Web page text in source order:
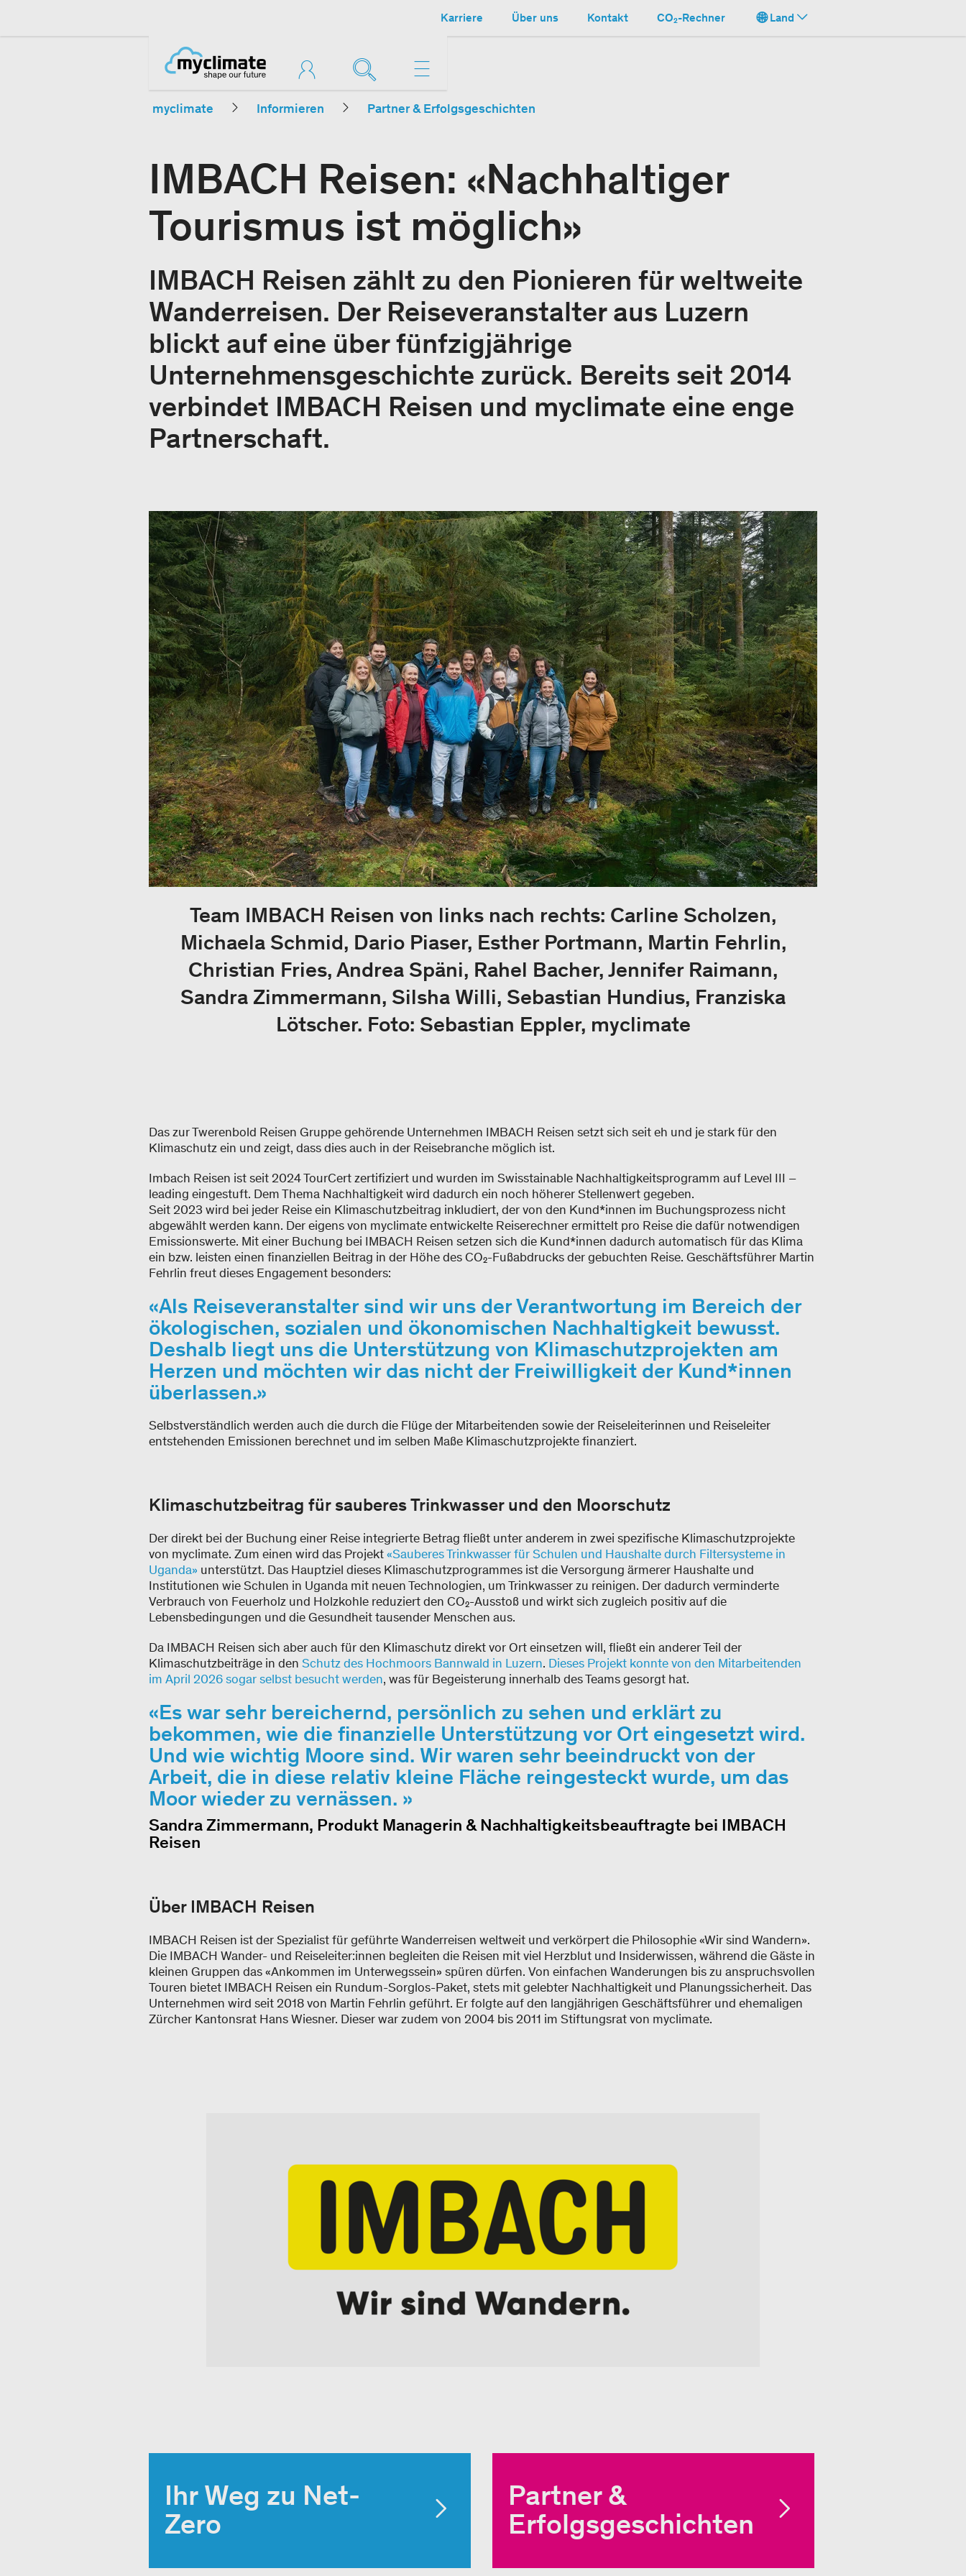
Karriere Über uns Kontakt CO₂-Rechner Land
myclimate Informieren Partner & Erfolgsgeschichten
IMBACH Reisen: «Nachhaltiger
Tourismus ist möglich»
IMBACH Reisen zählt zu den Pionieren für weltweite
Wanderreisen. Der Reiseveranstalter aus Luzern
blickt auf eine über fünfzigjährige
Unternehmensgeschichte zurück. Bereits seit 2014
verbindet IMBACH Reisen und myclimate eine enge
Partnerschaft.
Team IMBACH Reisen von links nach rechts: Carline Scholzen,
Michaela Schmid, Dario Piaser, Esther Portmann, Martin Fehrlin,
Christian Fries, Andrea Späni, Rahel Bacher, Jennifer Raimann,
Sandra Zimmermann, Silsha Willi, Sebastian Hundius, Franziska
Lötscher. Foto: Sebastian Eppler, myclimate
Das zur Twerenbold Reisen Gruppe gehörende Unternehmen IMBACH Reisen setzt sich seit eh und je stark für den
Klimaschutz ein und zeigt, dass dies auch in der Reisebranche möglich ist.
Imbach Reisen ist seit 2024 TourCert zertifiziert und wurden im Swisstainable Nachhaltigkeitsprogramm auf Level III –
leading eingestuft. Dem Thema Nachhaltigkeit wird dadurch ein noch höherer Stellenwert gegeben.
Seit 2023 wird bei jeder Reise ein Klimaschutzbeitrag inkludiert, der von den Kund*innen im Buchungsprozess nicht
abgewählt werden kann. Der eigens von myclimate entwickelte Reiserechner ermittelt pro Reise die dafür notwendigen
Emissionswerte. Mit einer Buchung bei IMBACH Reisen setzen sich die Kund*innen dadurch automatisch für das Klima
ein bzw. leisten einen finanziellen Beitrag in der Höhe des CO₂-Fußabdrucks der gebuchten Reise. Geschäftsführer Martin
Fehrlin freut dieses Engagement besonders:
Als Reiseveranstalter sind wir uns der Verantwortung im Bereich der
ökologischen, sozialen und ökonomischen Nachhaltigkeit bewusst.
Deshalb liegt uns die Unterstützung von Klimaschutzprojekten am
Herzen und möchten wir das nicht der Freiwilligkeit der Kund*innen
überlassen.
Selbstverständlich werden auch die durch die Flüge der Mitarbeitenden sowie der Reiseleiterinnen und Reiseleiter
entstehenden Emissionen berechnet und im selben Maße Klimaschutzprojekte finanziert.
Klimaschutzbeitrag für sauberes Trinkwasser und den Moorschutz
Der direkt bei der Buchung einer Reise integrierte Betrag fließt unter anderem in zwei spezifische Klimaschutzprojekte
von myclimate. Zum einen wird das Projekt«Sauberes Trinkwasser für Schulen und Haushalte durch Filtersysteme in
Uganda» unterstützt. Das Hauptziel dieses Klimaschutzprogrammes ist die Versorgung ärmerer Haushalte und
Institutionen wie Schulen in Uganda mit neuen Technologien, um Trinkwasser zu reinigen. Der dadurch verminderte
Verbrauch von Feuerholz und Holzkohle reduziert den CO₂-Ausstoß und wirkt sich zugleich positiv auf die
Lebensbedingungen und die Gesundheit tausender Menschen aus.
Da IMBACH Reisen sich aber auch für den Klimaschutz direkt vor Ort einsetzen will, fließt ein anderer Teil der
Klimaschutzbeiträge in den Schutz des Hochmoors Bannwald in Luzern. Dieses Projekt konnte von den Mitarbeitenden
im April 2026 sogar selbst besucht werden, was für Begeisterung innerhalb des Teams gesorgt hat.
Es war sehr bereichernd, persönlich zu sehen und erklärt zu
bekommen, wie die finanzielle Unterstützung vor Ort eingesetzt wird.
Und wie wichtig Moore sind. Wir waren sehr beeindruckt von der
Arbeit, die in diese relativ kleine Fläche reingesteckt wurde, um das
Moor wieder zu vernässen.
Sandra Zimmermann, Produkt Managerin & Nachhaltigkeitsbeauftragte bei IMBACH
Reisen
Über IMBACH Reisen
IMBACH Reisen ist der Spezialist für geführte Wanderreisen weltweit und verkörpert die Philosophie «Wir sind Wandern».
Die IMBACH Wander- und Reiseleiter:innen begleiten die Reisen mit viel Herzblut und Insiderwissen, während die Gäste in
kleinen Gruppen das «Ankommen im Unterwegssein» spüren dürfen. Von einfachen Wanderungen bis zu anspruchsvollen
Touren bietet IMBACH Reisen ein Rundum-Sorglos-Paket, stets mit gelebter Nachhaltigkeit und Planungssicherheit. Das
Unternehmen wird seit 2018 von Martin Fehrlin geführt. Er folgte auf den langjährigen Geschäftsführer und ehemaligen
Zürcher Kantonsrat Hans Wiesner. Dieser war zudem von 2004 bis 2011 im Stiftungsrat von myclimate.
Ihr Weg zu Net-
Zero
Partner &
Erfolgsgeschichten